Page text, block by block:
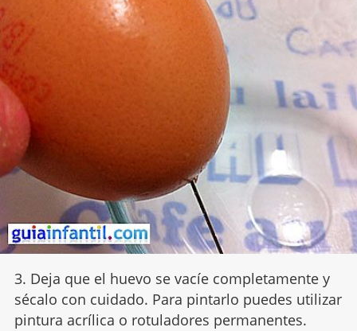
3. Deja que el huevo se vacíe completamente y
sécalo con cuidado. Para pintarlo puedes utilizar
pintura acrílica o rotuladores permanentes.